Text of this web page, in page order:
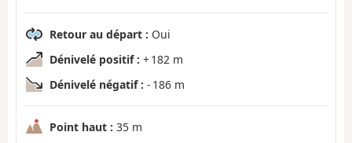
Retour au départ : Oui
Dénivelé positif : + 182 m
Dénivelé négatif : - 186 m
Point haut : 35 m